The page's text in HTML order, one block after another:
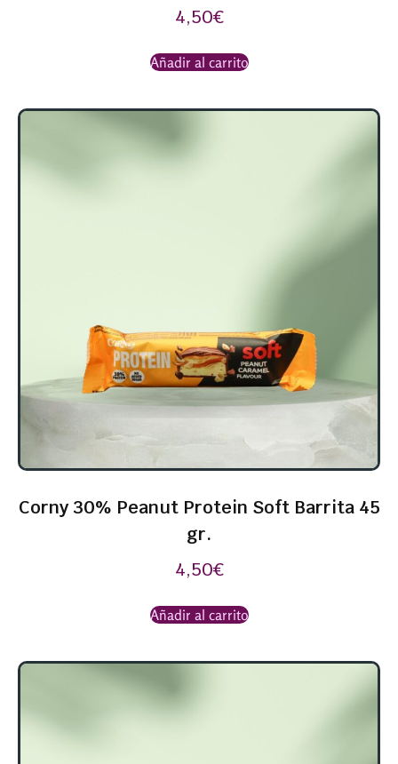
4,50€
Añadir al carrito
Corny 30% Peanut Protein Soft Barrita 45
gr.
4,50€
Añadir al carrito